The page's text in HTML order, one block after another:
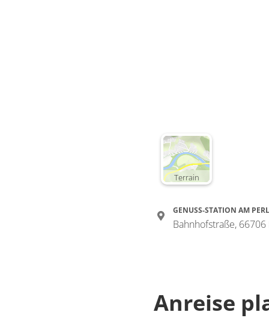
Terrain
GENUSS-STATION AM
Bahnhofstraße, 66706
Anreise